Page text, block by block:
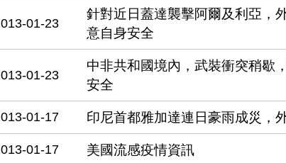
01-23
針對近日蓋達襲擊阿爾及利亞，
意自身安全
01-23
中非共和國境內，武裝衝突稍歇
安全
01-17 印尼首都雅加達連日豪雨成災，
01-17 美國流感疫情資訊